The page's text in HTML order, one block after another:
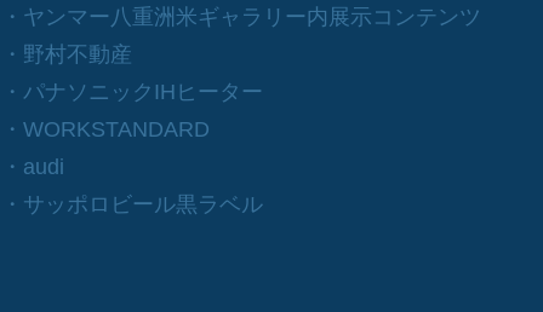
​・ヤンマー八重洲米ギャラリー内展示コンテンツ
​・野村不動産
​・パナソニックIHヒーター
​・WORKSTANDARD
​・audi
​・サッポロビール黒ラベル